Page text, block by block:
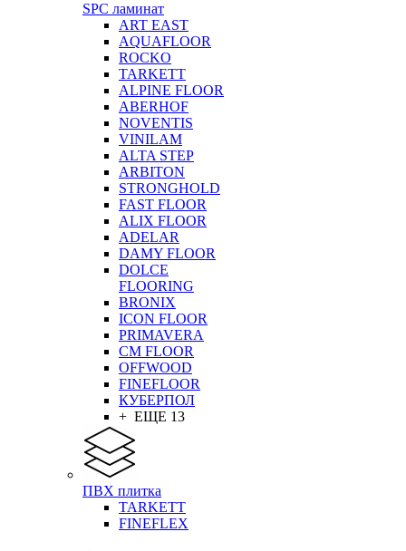
SPC ламинат
ART EAST
AQUAFLOOR
ROCKO
TARKETT
ALPINE FLOOR
ABERHOF
NOVENTIS
VINILAM
ALTA STEP
ARBITON
STRONGHOLD
FAST FLOOR
ALIX FLOOR
ADELAR
DAMY FLOOR
DOLCE
FLOORING
BRONIX
ICON FLOOR
PRIMAVERA
CM FLOOR
OFFWOOD
FINEFLOOR
КУБЕРПОЛ
+ ЕЩЕ 13
ПВХ плитка
TARKETT
FINEFLEX